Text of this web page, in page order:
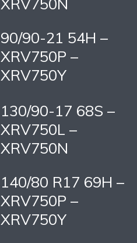
90/90-21 54H –
XRV750P –
XRV750Y
130/90-17 68S –
XRV750L –
XRV750N
140/80 R17 69H –
XRV750P –
XRV750Y